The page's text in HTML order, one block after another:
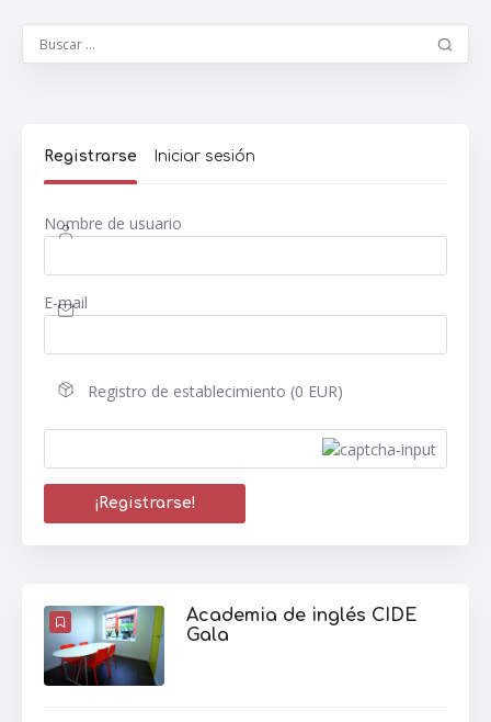
Registrarse Iniciar sesión
Nombre de usuario
E-mail
Registro de establecimiento (0 EUR)
Academia de inglés CIDE
Gala